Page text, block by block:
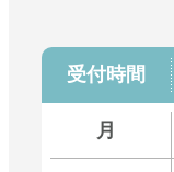
受付時間
月